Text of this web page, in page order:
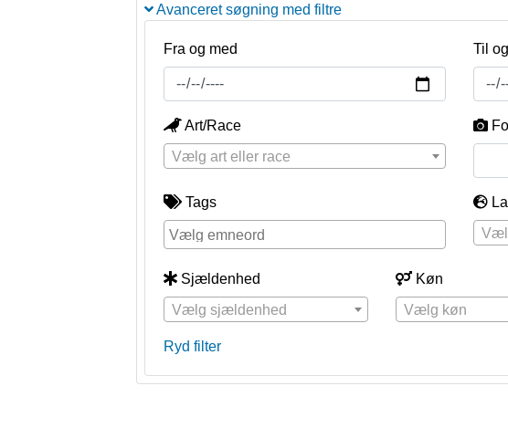
Avanceret søgning med filtre
Fra og med Til
Art/Race
Vælg art eller race
Tags
Sjældenhed
Vælg sjældenhed
Køn
Vælg køn
Ryd filter